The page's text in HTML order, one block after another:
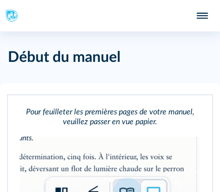
Début du manuel
Pour feuilleter les premières pages de votre manuel,
veuillez passer en vue papier.